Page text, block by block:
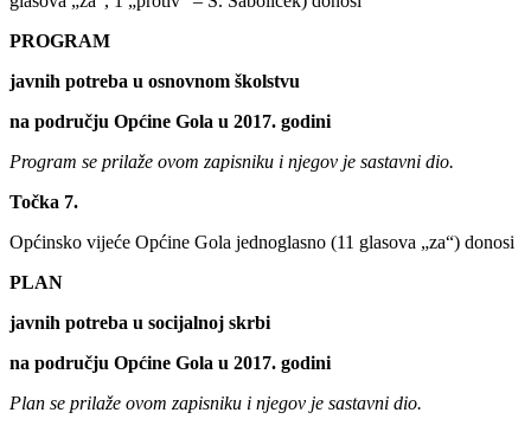
PROGRAM
javnih potreba u osnovnom školstvu
na području Općine Gola u 2017. godini
Program se prilaže ovom zapisniku i njegov je sastavni dio.
Točka 7.
Općinsko vijeće Općine Gola jednoglasno (11 glasova „za“) donosi
PLAN
javnih potreba u socijalnoj skrbi
na području Općine Gola u 2017. godini
Plan se prilaže ovom zapisniku i njegov je sastavni dio.